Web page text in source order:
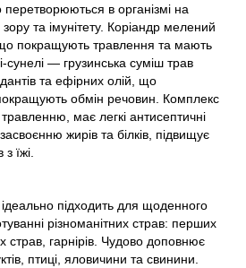
перетворюються в організмі на
та імунітету. Коріандр мелений
що покращують травлення та мають
сунелі — грузинська суміш трав
та ефірних олій, що
обмін речовин. Комплекс
має легкі антисептичні
жирів та білків, підвищує
їжі.
підходить для щоденного
різноманітних страв: перших
страв, гарнірів. Чудово доповнює
птиці, яловичини та свинини.